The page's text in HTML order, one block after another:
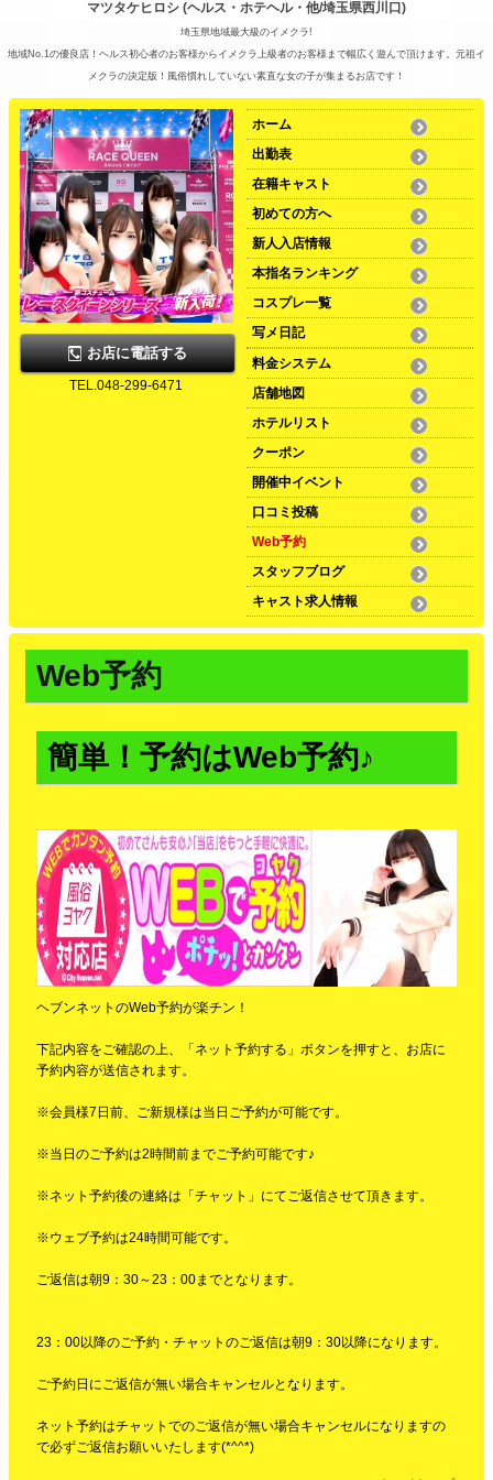
マツタケヒロシ (ヘルス・ホテヘル・他/埼玉県西川口)
埼玉県地域最大級のイメクラ!
地域No.1の優良店！ヘルス初心者のお客様からイメクラ上級者のお客様まで幅広く遊んで頂けます。元祖イ
メクラの決定版！風俗慣れしていない素直な女の子が集まるお店です！
お店に電話する
TEL.048-299-6471
ホーム
出勤表
在籍キャスト
初めての方へ
新人入店情報
本指名ランキング
コスプレ一覧
写メ日記
料金システム
店舗地図
ホテルリスト
クーポン
開催中イベント
口コミ投稿
Web予約
スタッフブログ
キャスト求人情報
Web予約
簡単！予約はWeb予約♪
ヘブンネットのWeb予約が楽チン！
下記内容をご確認の上、「ネット予約する」ボタンを押すと、お店に
予約内容が送信されます。
※会員様7日前、ご新規様は当日ご予約が可能です。
※当日のご予約は2時間前までご予約可能です♪
※ネット予約後の連絡は「チャット」にてご返信させて頂きます。
※ウェブ予約は24時間可能です。
ご返信は朝9：30～23：00までとなります。
23：00以降のご予約・チャットのご返信は朝9：30以降になります。
ご予約日にご返信が無い場合キャンセルとなります。
ネット予約はチャットでのご返信が無い場合キャンセルになりますの
で必ずご返信お願いいたします(*^^*)